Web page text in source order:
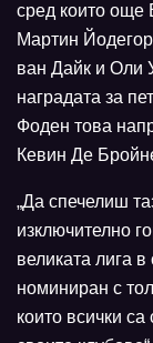
сред които още
Мартин
ван Дайк и Оли
наградата за
Фоден това
Кевин Де
„Да спечелиш
изключително
великата лига
номиниран с
които всички